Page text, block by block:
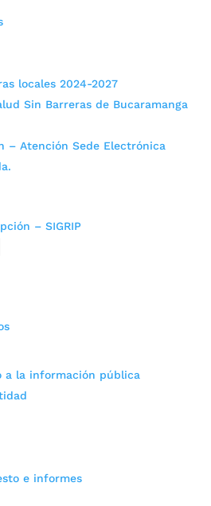
locales 2024-2027
Sin Barreras de Bucaramanga
– Atención Sede Electrónica
– SIGRIP
a la información pública
e informes
Inmobiliaria
2023. Con la participación
de Bucaramanga, Invisbu,